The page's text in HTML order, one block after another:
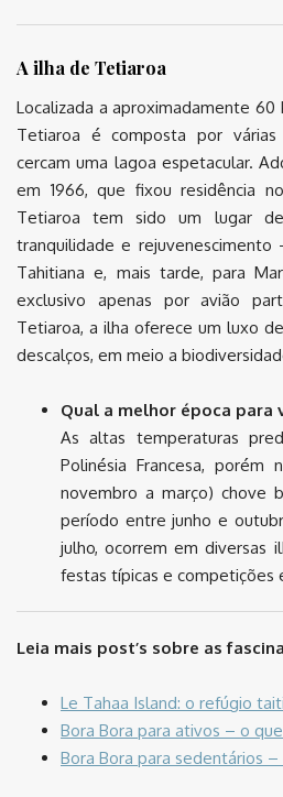
A ilha de Tetiaroa
Localizada a aproximadamente
Tetiaroa é composta por várias
cercam uma lagoa espetacular.
em 1966, que fixou residência
Tetiaroa tem sido um lugar de
tranquilidade e
Tahitiana e, mais tarde, para
exclusivo apenas por avião
Tetiaroa, a ilha oferece um luxo
descalços, em meio a
Qual a melhor época para
As altas temperaturas
Polinésia Francesa,
novembro a março) chove
período entre junho e
julho, ocorrem em diversas
festas típicas e competições
Leia mais post’s sobre as
Le Tahaa Island: o refúgio
Bora Bora para ativos – o
Bora Bora para sedentários –